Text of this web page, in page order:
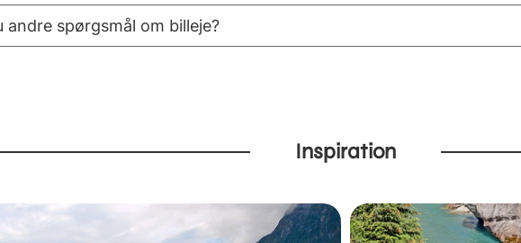
andre spørgsmål om billeje?
Inspiration